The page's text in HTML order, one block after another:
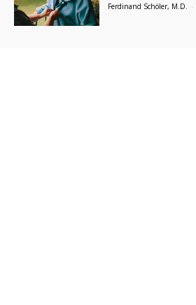
Ferdinand Schöler, M.D. -